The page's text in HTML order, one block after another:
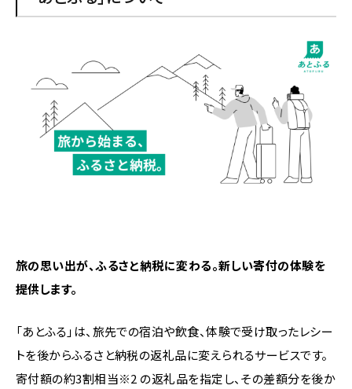
旅の思い出が、ふるさと納税に変わる。新しい寄付の体験を
提供します。
「あとふる」は、旅先での宿泊や飲食、体験で受け取ったレシー
トを後からふるさと納税の返礼品に変えられるサービスです。
寄付額の約3割相当※2 の返礼品を指定し、その差額分を後か